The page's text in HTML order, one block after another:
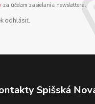
za účelom zasielania newslettera.
odhlásiť.
Spišská